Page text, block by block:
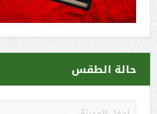
حالة الطقس